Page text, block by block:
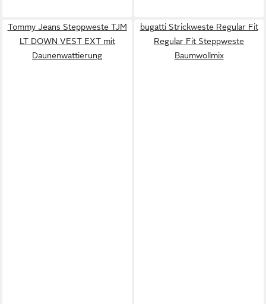
Tommy Jeans Steppweste TJM
LT DOWN VEST EXT mit
Daunenwattierung
bugatti Strickweste Regular Fit
Regular Fit Steppweste
Baumwollmix